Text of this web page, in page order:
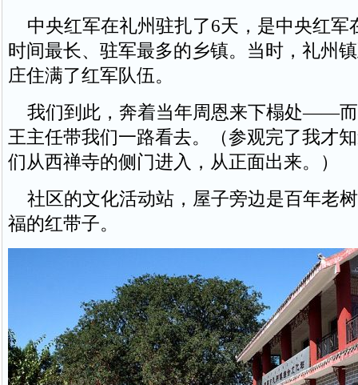
中央红军在礼州驻扎了6天，是中央红军
时间最长、驻军最多的乡镇。当时，礼州
庄住满了红军队伍。
我们到此，奔着当年周恩来下榻处——而
王主任带我们一路看去。（参观完了我才
们从西禅寺的侧门进入，从正面出来。）
社区的文化活动站，屋子旁边是百年老
福的红带子。